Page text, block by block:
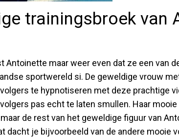
trainingsbroek van
Antoinette maar weer even dat ze een van
sportwereld si. De geweldige vrouw
te hypnotiseren met deze prachtige
pas echt te laten smullen. Haar
de rest van het geweldige figuur van
dacht je bijvoorbeeld van de andere mooie